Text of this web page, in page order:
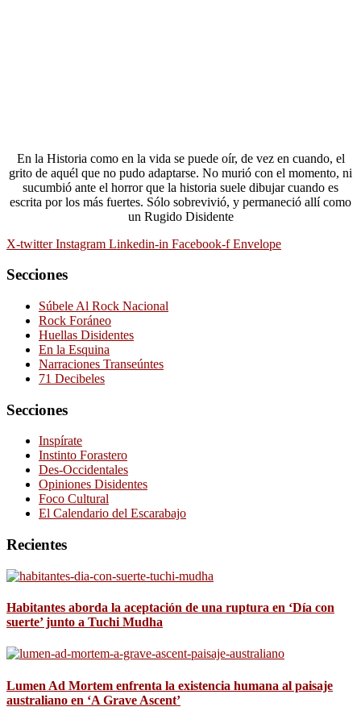
En la Historia como en la vida se puede oír, de vez en cuando, el
grito de aquél que no pudo adaptarse. No murió con el momento, ni
sucumbió ante el horror que la historia suele dibujar cuando es
escrita por los más fuertes. Sólo sobrevivió, y permaneció allí como
un Rugido Disidente
X-twitter Instagram Linkedin-in Facebook-f Envelope
Secciones
Súbele Al Rock Nacional
Rock Foráneo
Huellas Disidentes
En la Esquina
Narraciones Transeúntes
71 Decibeles
Secciones
Inspírate
Instinto Forastero
Des-Occidentales
Opiniones Disidentes
Foco Cultural
El Calendario del Escarabajo
Recientes
Habitantes aborda la aceptación de una ruptura en ‘Día con
suerte’ junto a Tuchi Mudha
Lumen Ad Mortem enfrenta la existencia humana al paisaje
australiano en ‘A Grave Ascent’